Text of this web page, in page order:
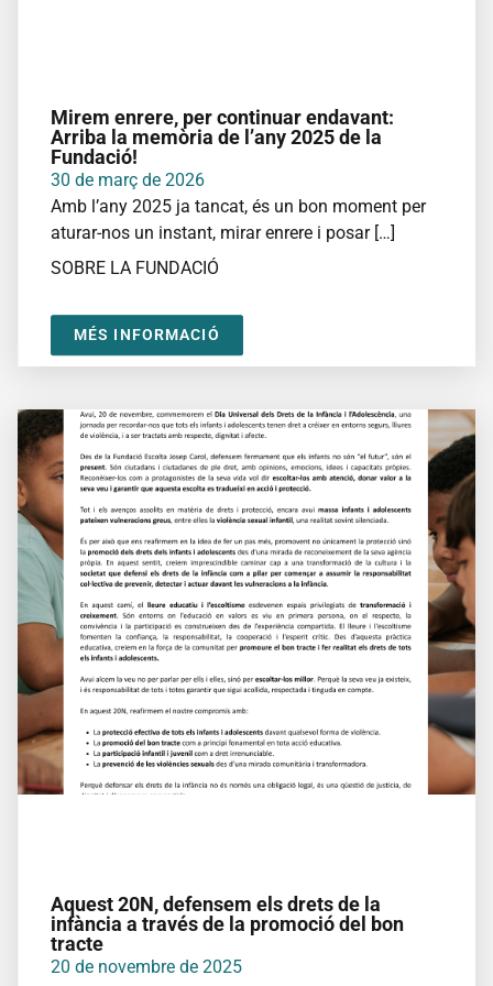
Mirem enrere, per continuar endavant:
Arriba la memòria de l’any 2025 de la
Fundació!
30 de març de 2026
Amb l’any 2025 ja tancat, és un bon moment per
aturar-nos un instant, mirar enrere i posar […]
SOBRE LA FUNDACIÓ
MÉS INFORMACIÓ
Aquest 20N, defensem els drets de la
infància a través de la promoció del bon
tracte
20 de novembre de 2025